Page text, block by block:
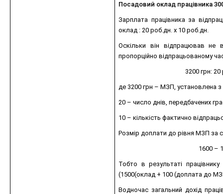
Посадовий оклад працівника
Зарплата працівника за
оклад : 20 роб.дн. х 10 роб.дн.
Оскільки він відпрацював не
пропорційно відпрацьованому
3200 грн:
де 3200 грн – МЗП, установлена з
20 – число днів, передбачених
10 – кількість фактично
Розмір доплати до рівня МЗП за
1600 –
Тобто в результаті
(1500(оклад + 100 (доплата до
Водночас загальний дохід